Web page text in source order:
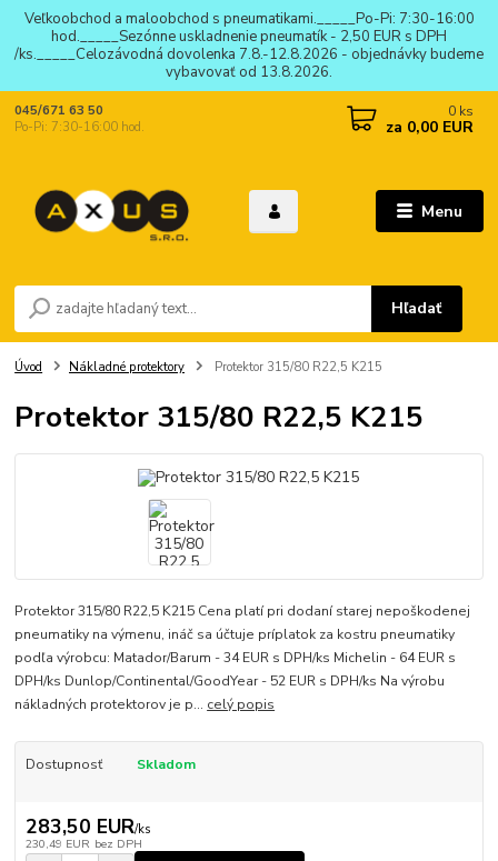
Veľkoobchod a maloobchod s pneumatikami._____Po-Pi: 7:30-16:00
hod._____Sezónne uskladnenie pneumatík - 2,50 EUR s DPH
/ks._____Celozávodná dovolenka 7.8.-12.8.2026 - objednávky budeme
vybavovať od 13.8.2026.
Menu
Hľadať
045/671 63 50
Po-Pi: 7:30-16:00 hod.
0 ks
za 0,00 EUR
Úvod Nákladné protektory Protektor 315/80 R22,5 K215
Protektor 315/80 R22,5 K215
Protektor 315/80 R22,5 K215 Cena platí pri dodaní starej nepoškodenej
pneumatiky na výmenu, ináč sa účtuje príplatok za kostru pneumatiky
podľa výrobcu: Matador/Barum - 34 EUR s DPH/ks Michelin - 64 EUR s
DPH/ks Dunlop/Continental/GoodYear - 52 EUR s DPH/ks Na výrobu
nákladných protektorov je p... celý popis
Dostupnosť Skladom
283,50 EUR/ks
230,49 EUR bez DPH